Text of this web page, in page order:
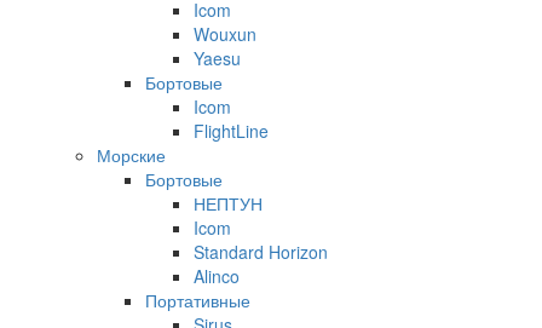
Icom
Wouxun
Yaesu
Бортовые
Icom
FlightLine
Морские
Бортовые
НЕПТУН
Icom
Standard Horizon
Alinco
Портативные